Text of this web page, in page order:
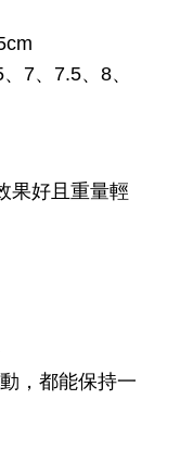
7、7.5、8、
果好且重量輕
，都能保持一